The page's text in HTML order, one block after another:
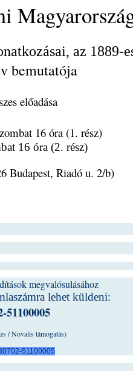
az 1889-
bemutatója
előadása
16 óra (1. rész)
16 óra (2. rész)
Budapest, Riadó u. 2/b)
megvalósulásához
lehet küldeni:
51100005
/ Novalis támogatás)
51100005